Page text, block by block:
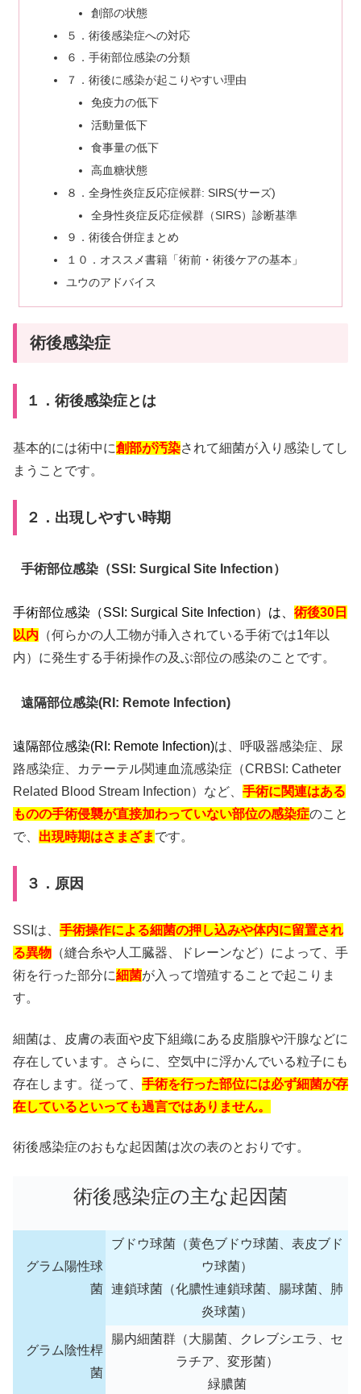
創部の状態
５．術後感染症への対応
６．手術部位感染の分類
７．術後に感染が起こりやすい理由
免疫力の低下
活動量低下
食事量の低下
高血糖状態
８．全身性炎症反応症候群: SIRS(サーズ)
全身性炎症反応症候群（SIRS）診断基準
９．術後合併症まとめ
１０．オススメ書籍「術前・術後ケアの基本」
ユウのアドバイス
術後感染症
１．術後感染症とは
基本的には術中に創部が汚染されて細菌が入り感染してし
まうことです。
２．出現しやすい時期
手術部位感染（SSI: Surgical Site Infection）
手術部位感染（SSI: Surgical Site Infection）は、 術後30日
以内 （何らかの人工物が挿入されている手術では1年以
内）に発生する手術操作の及ぶ部位の感染のことです。
遠隔部位感染(RI: Remote Infection)
遠隔部位感染(RI: Remote Infection)は、呼吸器感染症、尿
路感染症、カテーテル関連血流感染症（CRBSI: Catheter
Related Blood Stream Infection）など、 手術に関連はある
ものの手術侵襲が直接加わっていない部位の感染症のこと
で、 出現時期はさまざま です。
３．原因
SSIは、 手術操作による細菌の押し込みや体内に留置され
る異物 （縫合糸や人工臓器、ドレーンなど）によって、手
術を行った部分に細菌が入って増殖することで起こりま
す。
細菌は、皮膚の表面や皮下組織にある皮脂腺や汗腺などに
存在しています。さらに、空気中に浮かんでいる粒子にも
存在します。従って、 手術を行った部位には必ず細菌が存
在しているといっても過言ではありません。
術後感染症のおもな起因菌は次の表のとおりです。
術後感染症の主な起因菌
グラム陽性球
菌
ブドウ球菌（黄色ブドウ球菌、表皮ブド
ウ球菌）
連鎖球菌（化膿性連鎖球菌、腸球菌、肺
炎球菌）
グラム陰性桿
菌
腸内細菌群（大腸菌、クレブシエラ、セ
ラチア、変形菌）
緑膿菌